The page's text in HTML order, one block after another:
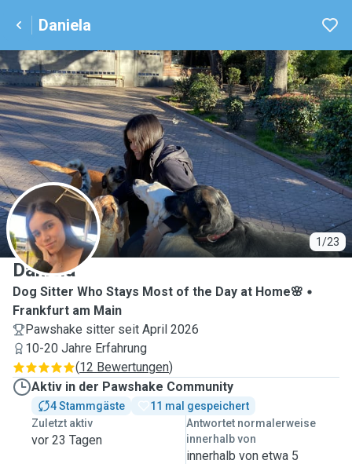
Daniela
1/23
D
Daniela
Dog Sitter Who Stays Most of the Day at Home🌸
Frankfurt am Main
Pawshake sitter seit April 2026
10-20 Jahre Erfahrung
(12 Bewertungen)
Aktiv in der Pawshake Community
4 Stammgäste
11 mal gespeichert
Zuletzt aktiv
vor 23 Tagen
Antwortet normalerweise
innerhalb von
innerhalb von etwa 5